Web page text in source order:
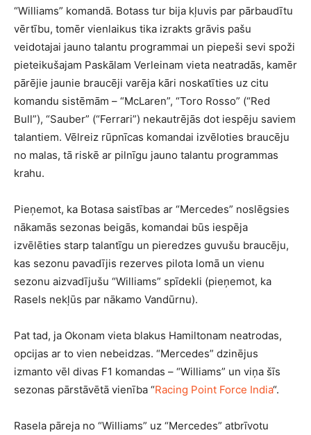
“Williams” komandā. Botass tur bija kļuvis par pārbaudītu
vērtību, tomēr vienlaikus tika izrakts grāvis pašu
veidotajai jauno talantu programmai un piepeši sevi spoži
pieteikušajam Paskālam Verleinam vieta neatradās, kamēr
pārējie jaunie braucēji varēja kāri noskatīties uz citu
komandu sistēmām – “McLaren”, “Toro Rosso” (“Red
Bull”), “Sauber” (“Ferrari”) nekautrējās dot iespēju saviem
talantiem. Vēlreiz rūpnīcas komandai izvēloties braucēju
no malas, tā riskē ar pilnīgu jauno talantu programmas
krahu.
Pieņemot, ka Botasa saistības ar “Mercedes” noslēgsies
nākamās sezonas beigās, komandai būs iespēja
izvēlēties starp talantīgu un pieredzes guvušu braucēju,
kas sezonu pavadījis rezerves pilota lomā un vienu
sezonu aizvadījušu “Williams” spīdekli (pieņemot, ka
Rasels nekļūs par nākamo Vandūrnu).
Pat tad, ja Okonam vieta blakus Hamiltonam neatrodas,
opcijas ar to vien nebeidzas. “Mercedes” dzinējus
izmanto vēl divas F1 komandas – “Williams” un viņa šīs
sezonas pārstāvētā vienība “Racing Point Force India“.
Rasela pāreja no “Williams” uz “Mercedes” atbrīvotu